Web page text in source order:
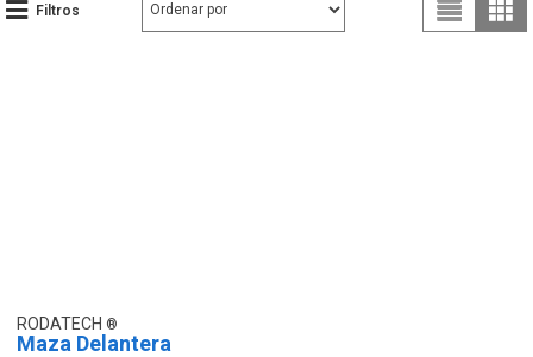
Filtros
RODATECH
Maza Delantera